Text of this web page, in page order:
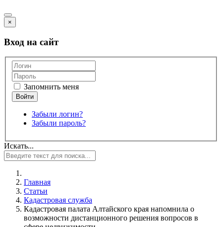
×
Вход на сайт
Запомнить меня
Забыли логин?
Забыли пароль?
Искать...
Главная
Статьи
Кадастровая служба
Кадастровая палата Алтайского края напомнила о
возможности дистанционного решения вопросов в